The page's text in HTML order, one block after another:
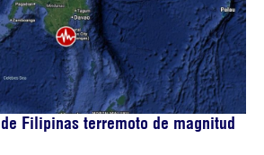
Filipinas terremoto de magnitud